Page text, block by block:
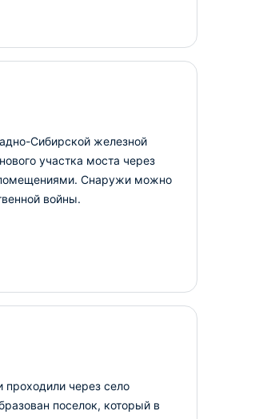
Сибирской железной
участка моста через
Снаружи можно
войны.
через село
поселок, который в